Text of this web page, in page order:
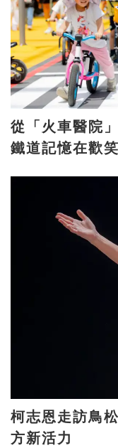
從「火車醫院
鐵道記憶在歡
柯志恩走訪鳥
方新活力